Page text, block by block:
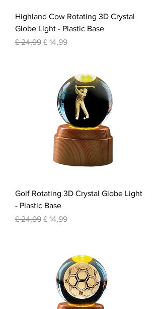
Highland Cow Rotating 3D Crystal
Globe Light - Plastic Base
Normale prijs
£ 24,99 Verkoopprijs
£ 14,99
Golf Rotating 3D Crystal Globe Light
- Plastic Base
Normale prijs
£ 24,99 Verkoopprijs
£ 14,99